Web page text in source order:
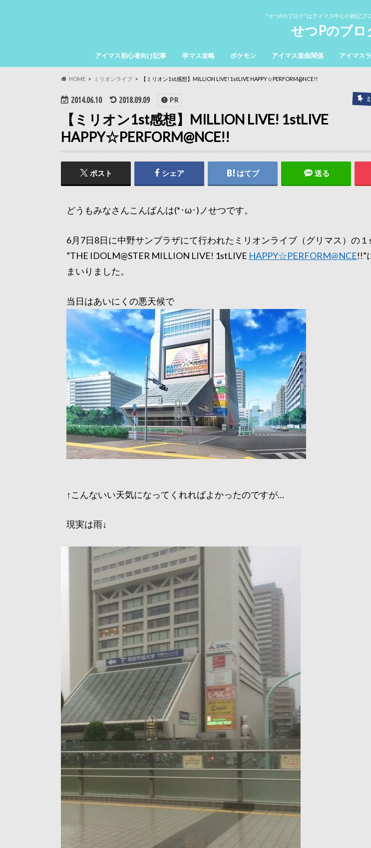
"せつPのブログ"はアイマス中心の雑記ブ
せつPのブロ
アイマス初心者向け記事 学マス攻略 ポケモン アイマス楽曲関係 アイマス
HOME ミリオンライブ 【ミリオン1st感想】MILLION LIVE! 1stLIVE HAPPY☆PERFORM@NCE!!
2014.06.10 2018.09.09 PR
【ミリオン1st感想】MILLION LIVE! 1stLIVE
HAPPY☆PERFORM@NCE!!
ポスト シェア はてブ 送る
どうもみなさんこんばんは(*･ω･)ノせつです。
6月7日8日に中野サンプラザにて行われたミリオンライブ（グリマス）の１
”THE IDOLM@STER MILLION LIVE! 1stLIVE HAPPY☆PERFORM@NCE!!”
まいりました。
当日はあいにくの悪天候で
↑こんないい天気になってくれればよかったのですが…
現実は雨↓